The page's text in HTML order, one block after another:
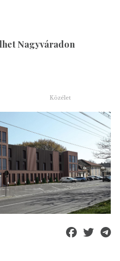
Nagyváradon
Közélet